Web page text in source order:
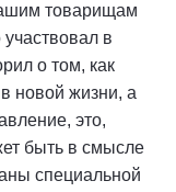
товарищам
в
о том, как
новой жизни, а
это,
быть в смысле
специальной